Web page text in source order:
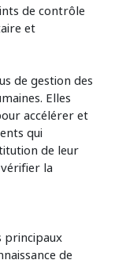
de contrôle
et
de gestion des
Elles
accélérer et
qui
de leur
la
principaux
de